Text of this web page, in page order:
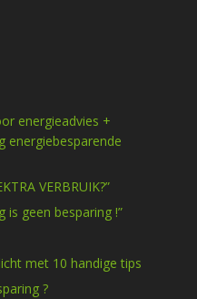
energieadvies +
energiebesparende
VERBRUIK?”
is geen besparing !”
met 10 handige tips
?